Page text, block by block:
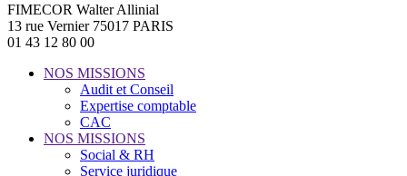
FIMECOR Walter Allinial
13 rue Vernier 75017 PARIS
01 43 12 80 00
NOS MISSIONS
Audit et Conseil
Expertise comptable
CAC
NOS MISSIONS
Social & RH
Service juridique